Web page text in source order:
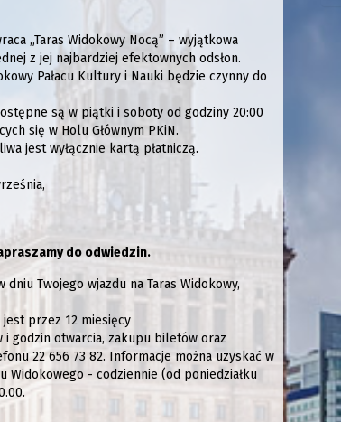
„Taras Widokowy Nocą” – wyjątkowa
z jej najbardziej efektownych odsłon.
Pałacu Kultury i Nauki będzie czynny do
są w piątki i soboty od godziny 20:00
się w Holu Głównym PKiN.
jest wyłącznie kartą płatniczą.
do odwiedzin.
Twojego wjazdu na Taras Widokowy,
przez 12 miesięcy
i godzin otwarcia, zakupu biletów oraz
22 656 73 82. Informacje można uzyskać w
Widokowego - codziennie (od poniedziałku